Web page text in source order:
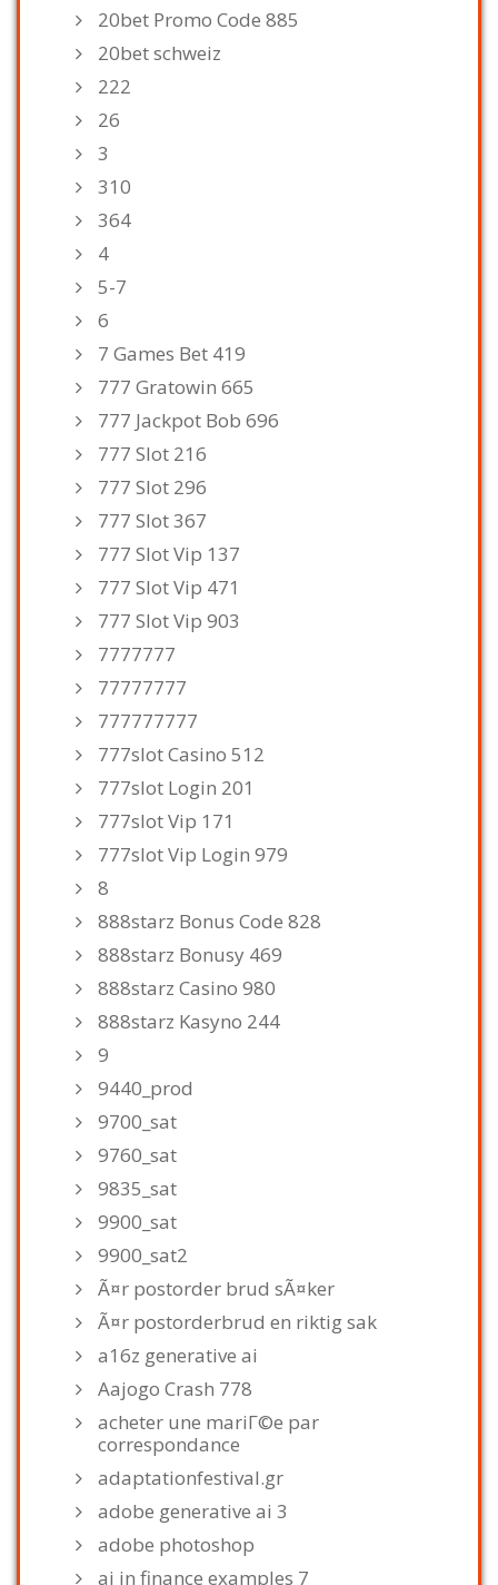
20bet Promo Code 885
20bet schweiz
222
26
3
310
364
4
5-7
6
7 Games Bet 419
777 Gratowin 665
777 Jackpot Bob 696
777 Slot 216
777 Slot 296
777 Slot 367
777 Slot Vip 137
777 Slot Vip 471
777 Slot Vip 903
7777777
77777777
777777777
777slot Casino 512
777slot Login 201
777slot Vip 171
777slot Vip Login 979
8
888starz Bonus Code 828
888starz Bonusy 469
888starz Casino 980
888starz Kasyno 244
9
9440_prod
9700_sat
9760_sat
9835_sat
9900_sat
9900_sat2
Ã¤r postorder brud sÃ¤ker
Ã¤r postorderbrud en riktig sak
a16z generative ai
Aajogo Crash 778
acheter une mariГ©e par
correspondance
adaptationfestival.gr
adobe generative ai 3
adobe photoshop
ai in finance examples 7